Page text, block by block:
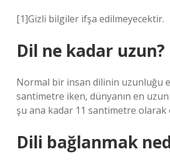
[1]Gizli bilgiler ifşa edilmeyecektir.
Dil ne kadar uzun?
Normal bir insan dilinin uzunluğu
santimetre iken, dünyanın en
şu ana kadar 11 santimetre olarak
Dili bağlanmak